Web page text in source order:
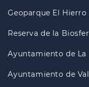
Geoparque El Hierro
Reserva de la
Ayuntamiento de La
Ayuntamiento de